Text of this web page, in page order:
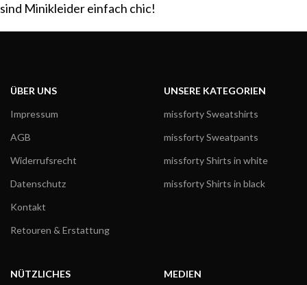
sind Minikleider einfach chic!
ÜBER UNS
Impressum
AGB
Widerrufsrecht
Datenschutz
Kontakt
Retouren & Erstattung
UNSERE KATEGORIEN
missforty Sweatshirts
missforty Sweatpants
missforty Shirts in white
missforty Shirts in black
NÜTZLICHES
MEDIEN